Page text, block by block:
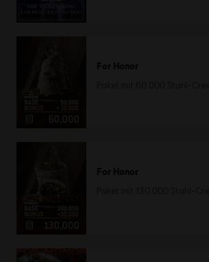
For Honor
For Honor